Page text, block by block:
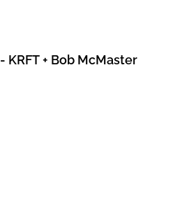
+ Bob McMaster